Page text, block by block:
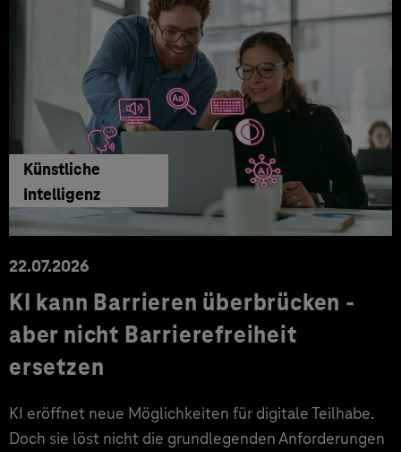
Künstliche
Intelligenz
22.07.2026
KI kann Barrieren überbrücken -
aber nicht Barrierefreiheit
ersetzen
KI eröffnet neue Möglichkeiten für digitale Teilhabe.
Doch sie löst nicht die grundlegenden Anforderungen